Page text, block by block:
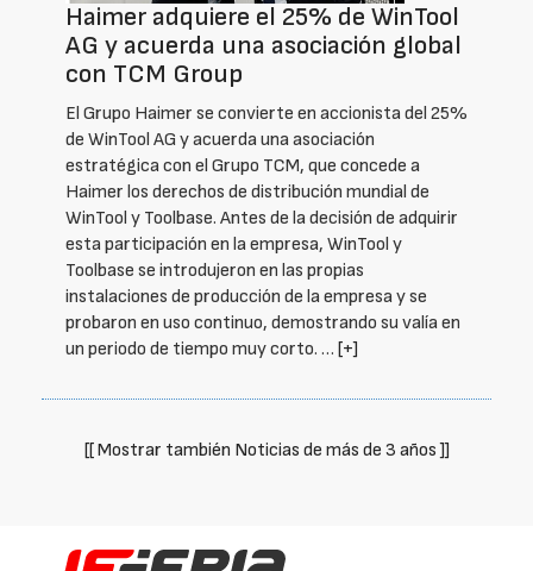
Haimer adquiere el 25% de WinTool
AG y acuerda una asociación global
con TCM Group
El Grupo Haimer se convierte en accionista del 25%
de WinTool AG y acuerda una asociación
estratégica con el Grupo TCM, que concede a
Haimer los derechos de distribución mundial de
WinTool y Toolbase. Antes de la decisión de adquirir
esta participación en la empresa, WinTool y
Toolbase se introdujeron en las propias
instalaciones de producción de la empresa y se
probaron en uso continuo, demostrando su valía en
un periodo de tiempo muy corto. … [+]
[[ Mostrar también Noticias de más de 3 años ]]